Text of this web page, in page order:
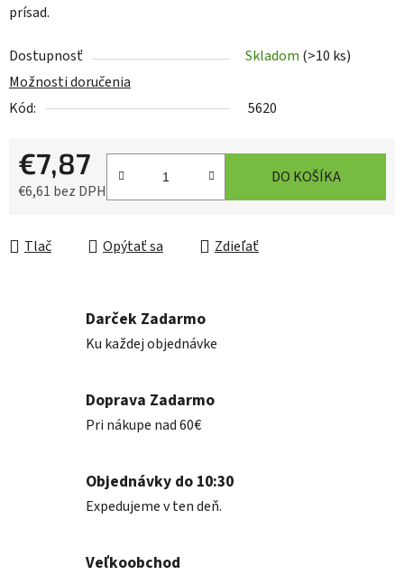
prísad.
Dostupnosť Skladom (>10 ks)
Možnosti doručenia
Kód:
5620
€7,87
€6,61 bez DPH
DO KOŠÍKA
Tlač Opýtať sa Zdieľať
Darček Zadarmo
Ku každej objednávke
Doprava Zadarmo
Pri nákupe nad 60€
Objednávky do 10:30
Expedujeme v ten deň.
Veľkoobchod